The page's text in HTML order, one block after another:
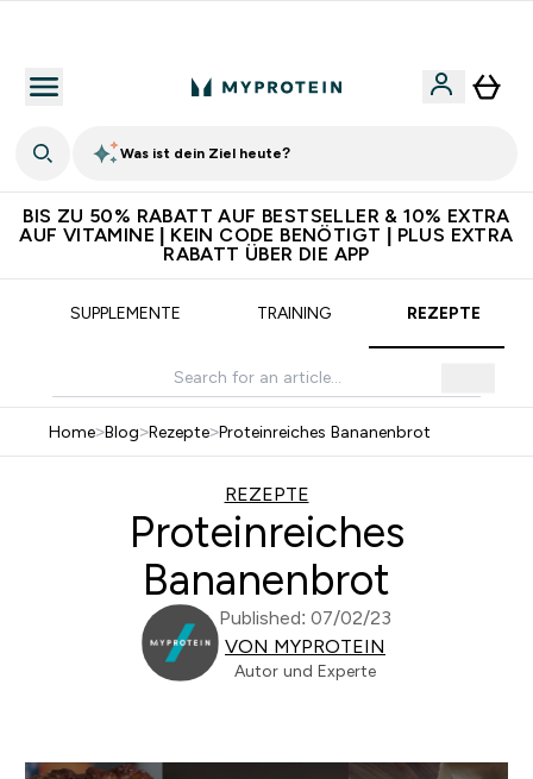
Was ist dein Ziel heute?
BIS ZU 50% RABATT AUF BESTSELLER & 10% EXTRA
AUF VITAMINE | KEIN CODE BENÖTIGT | PLUS EXTRA
RABATT ÜBER DIE APP
SUPPLEMENTE TRAINING REZEPTE
Home>Blog>Rezepte>Proteinreiches Bananenbrot
REZEPTE
Proteinreiches
Bananenbrot
Published: 07/02/23
VON MYPROTEIN
Autor und Experte